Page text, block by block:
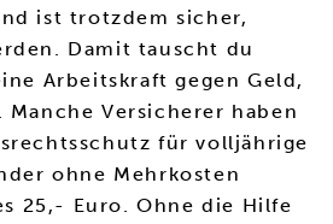
ist trotzdem sicher,
Damit tauscht du
Arbeitskraft gegen Geld,
Manche Versicherer haben
für volljährige
ohne Mehrkosten
25,- Euro. Ohne die Hilfe